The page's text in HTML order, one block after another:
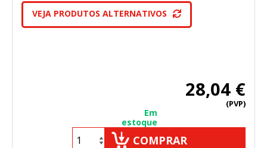
VEJA PRODUTOS ALTERNATIVOS
28,04 €
(PVP)
Em
estoque
COMPRAR